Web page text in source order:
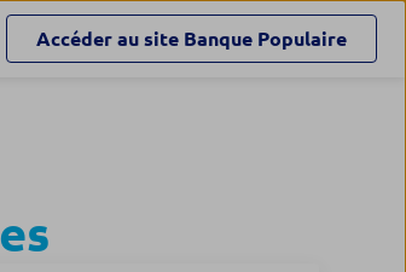
Accéder au site Banque Populaire